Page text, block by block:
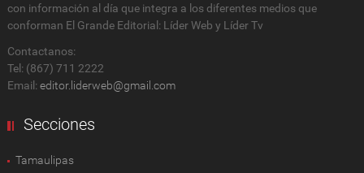
con información al día que integra a los diferentes medios que
conforman El Grande Editorial: Líder Web y Líder Tv
Contactanos:
Tel: (867) 711 2222
Email: editor.liderweb@gmail.com
Secciones
Tamaulipas